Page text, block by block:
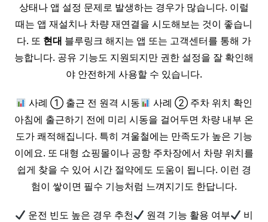
상태나 앱 설정 문제로 발생하는 경우가 많습니다. 이럴
때는 앱 재설치나 차량 재연결을 시도해보는 것이 좋습니
다. 또 현대 블루링크 해지는 앱 또는 고객센터를 통해 가
능합니다. 공유 기능도 지원되지만 권한 설정을 잘 확인해
야 안전하게 사용할 수 있습니다.
사례 ① 출근 전 원격 시동
사례 ② 주차 위치 확인
아침에 출근하기 전에 미리 시동을 걸어두면 차량 내부 온
도가 쾌적해집니다. 특히 겨울철에는 만족도가 높은 기능
이에요. 또 대형 쇼핑몰이나 공항 주차장에서 차량 위치를
쉽게 찾을 수 있어 시간 절약에도 도움이 됩니다. 이런 경
험이 쌓이면 필수 기능처럼 느껴지기도 한답니다.
운전 빈도 높은 경우 추천 원격 기능 활용 여부
비